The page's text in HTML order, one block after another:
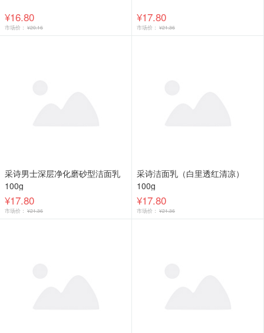
¥16.80
市场价： ¥20.16
¥17.80
市场价： ¥21.36
采诗男士深层净化磨砂型洁面乳
100g
¥17.80
市场价： ¥21.36
采诗洁面乳（白里透红清凉）
100g
¥17.80
市场价： ¥21.36